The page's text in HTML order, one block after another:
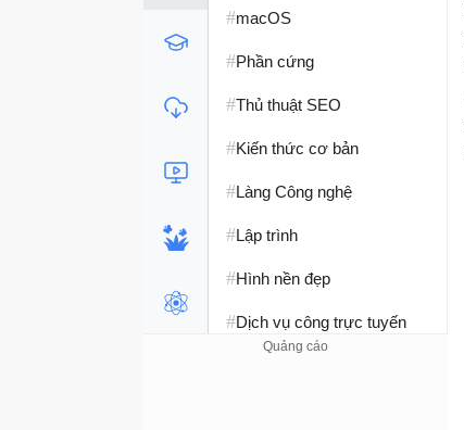
#macOS
#Phần cứng
#Thủ thuật SEO
#Kiến thức cơ bản
#Làng Công nghệ
#Lập trình
#Hình nền đẹp
#Dịch vụ công trực tuyến